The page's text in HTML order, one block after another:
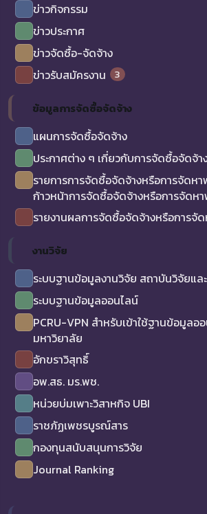
ข่าวกิจกรรม
ข่าวประกาศ
ข่าวจัดซื้อ-จัดจ้าง
ข่าวรับสมัครงาน
3
ข้อมูลการจัดซื้อจัดจ้าง
แผนการจัดซื้อจัดจ้าง
ประกาศต่าง ๆ เกี่ยวกับการจัดซื้อจัดจ้
รายการการจัดซื้อจัดจ้างหรือการจัดห
ก้าวหน้าการจัดซื้อจัดจ้างหรือการจัดห
รายงานผลการจัดซื้อจัดจ้างหรือการจั
งานวิจัย
ระบบฐานข้อมูลงานวิจัย สถาบันวิจัยแ
ระบบฐานข้อมูลออนไลน์
PCRU-VPN สำหรับเข้าใช้ฐานข้อมูลอ
มหาวิยาลัย
อักขราวิสุทธิ์
อพ.สธ. มร.พช.
หน่วยบ่มเพาะวิสาหกิจ UBI
ราชภัฏเพชรบูรณ์สาร
กองทุนสนับสนุนการวิจัย
Journal Ranking